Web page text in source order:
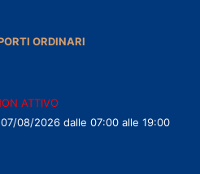
ORDINARI
ATTIVO
08/2026 dalle 07:00 alle 19:00